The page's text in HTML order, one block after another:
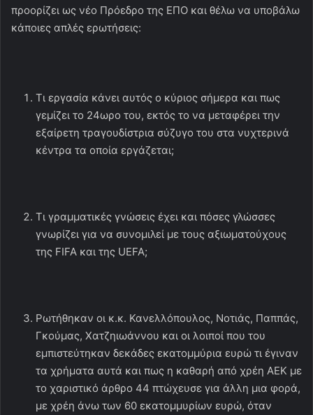
προορίζει ως νέο Πρόεδρο της ΕΠΟ και θέλω να υποβάλω
κάποιες απλές ερωτήσεις:
Τι εργασία κάνει αυτός ο κύριος σήμερα και πως
γεμίζει το 24ωρο του, εκτός το να μεταφέρει την
εξαίρετη τραγουδίστρια σύζυγο του στα νυχτερινά
κέντρα τα οποία εργάζεται;
Τι γραμματικές γνώσεις έχει και πόσες γλώσσες
γνωρίζει για να συνομιλεί με τους αξιωματούχους
της FIFA και της UEFA;
Ρωτήθηκαν οι κ.κ. Κανελλόπουλος, Νοτιάς, Παππάς,
Γκούμας, Χατζηιωάννου και οι λοιποί που του
εμπιστεύτηκαν δεκάδες εκατομμύρια ευρώ τι έγιναν
τα χρήματα αυτά και πως η καθαρή από χρέη ΑΕΚ με
το χαριστικό άρθρο 44 πτώχευσε για άλλη μια φορά,
με χρέη άνω των 60 εκατομμυρίων ευρώ, όταν